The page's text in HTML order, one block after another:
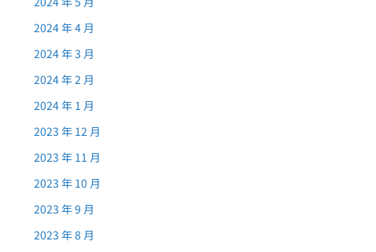
2024 年 4 月
2024 年 3 月
2024 年 2 月
2024 年 1 月
2023 年 12 月
2023 年 11 月
2023 年 10 月
2023 年 9 月
2023 年 8 月